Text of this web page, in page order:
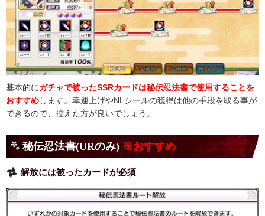
基本的にガチャで被ったSSRカードは秘伝忍法書で使用することを
おすすめします。幸運上げやNLシールの獲得は他の手段を取る事が
できるので、控えた方が良いでしょう。
秘伝忍法書(URのみ) ※おすすめ
解放には被ったカードが必須